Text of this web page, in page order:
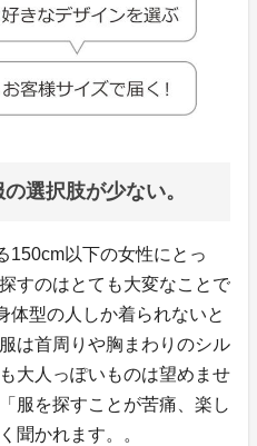
選択肢が少ない。
150cm以下の女性にとっ
すのはとても大変なことで
体型の人しか着られないと
は首周りや胸まわりのシル
大人っぽいものは望めませ
服を探すことが苦痛、楽し
聞かれます。。